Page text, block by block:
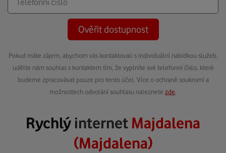
Ověřit dostupnost
Pokud máte zájem, abychom vás kontaktovali s individuální nabídkou služeb,
udělte nám souhlas s kontaktem tím, že vyplníte své telefonní číslo, které
budeme zpracovávat pouze pro tento účel. Více o ochraně soukromí a
možnostech odvolání souhlasu naleznete zde
Rychlýinternet Majdalena
(Majdalena)